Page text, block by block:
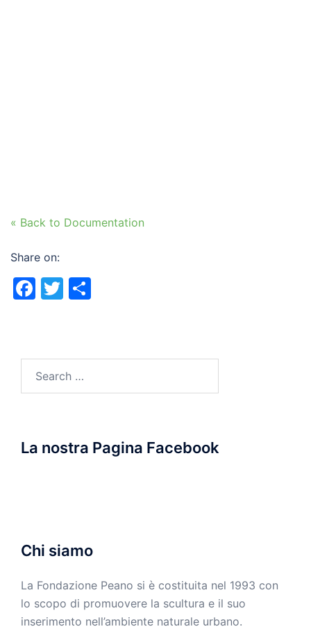
« Back to Documentation
Share on:
Facebook
Twitter
La nostra Pagina Facebook
Chi siamo
La Fondazione Peano si è costituita nel 1993 con
lo scopo di promuovere la scultura e il suo
inserimento nell’ambiente naturale urbano.